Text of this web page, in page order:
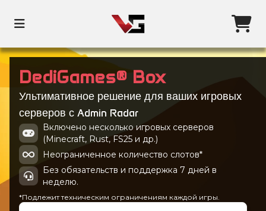
DediGames® Box
Ультимативное решение для ваших игровых
серверов с Admin Radar
Включено несколько игровых серверов
(Minecraft, Rust, FS25 и др.)
Неограниченное количество слотов*
Без обязательств и поддержка 7 дней в
неделю.
*Подлежит техническим ограничениям каждой игры.